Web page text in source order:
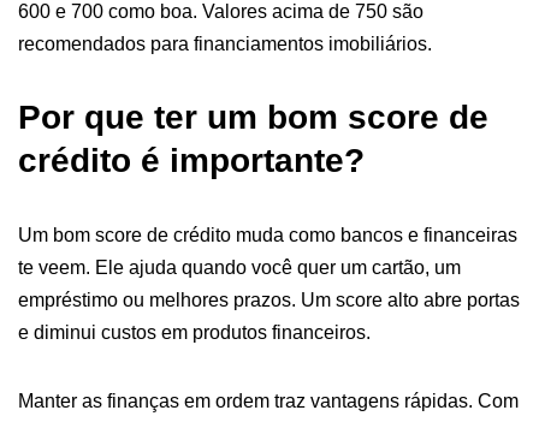
600 e 700 como boa. Valores acima de 750 são
recomendados para financiamentos imobiliários.
Por que ter um bom score de
crédito é importante?
Um bom score de crédito muda como bancos e financeiras
te veem. Ele ajuda quando você quer um cartão, um
empréstimo ou melhores prazos. Um score alto abre portas
e diminui custos em produtos financeiros.
Manter as finanças em ordem traz vantagens rápidas. Com